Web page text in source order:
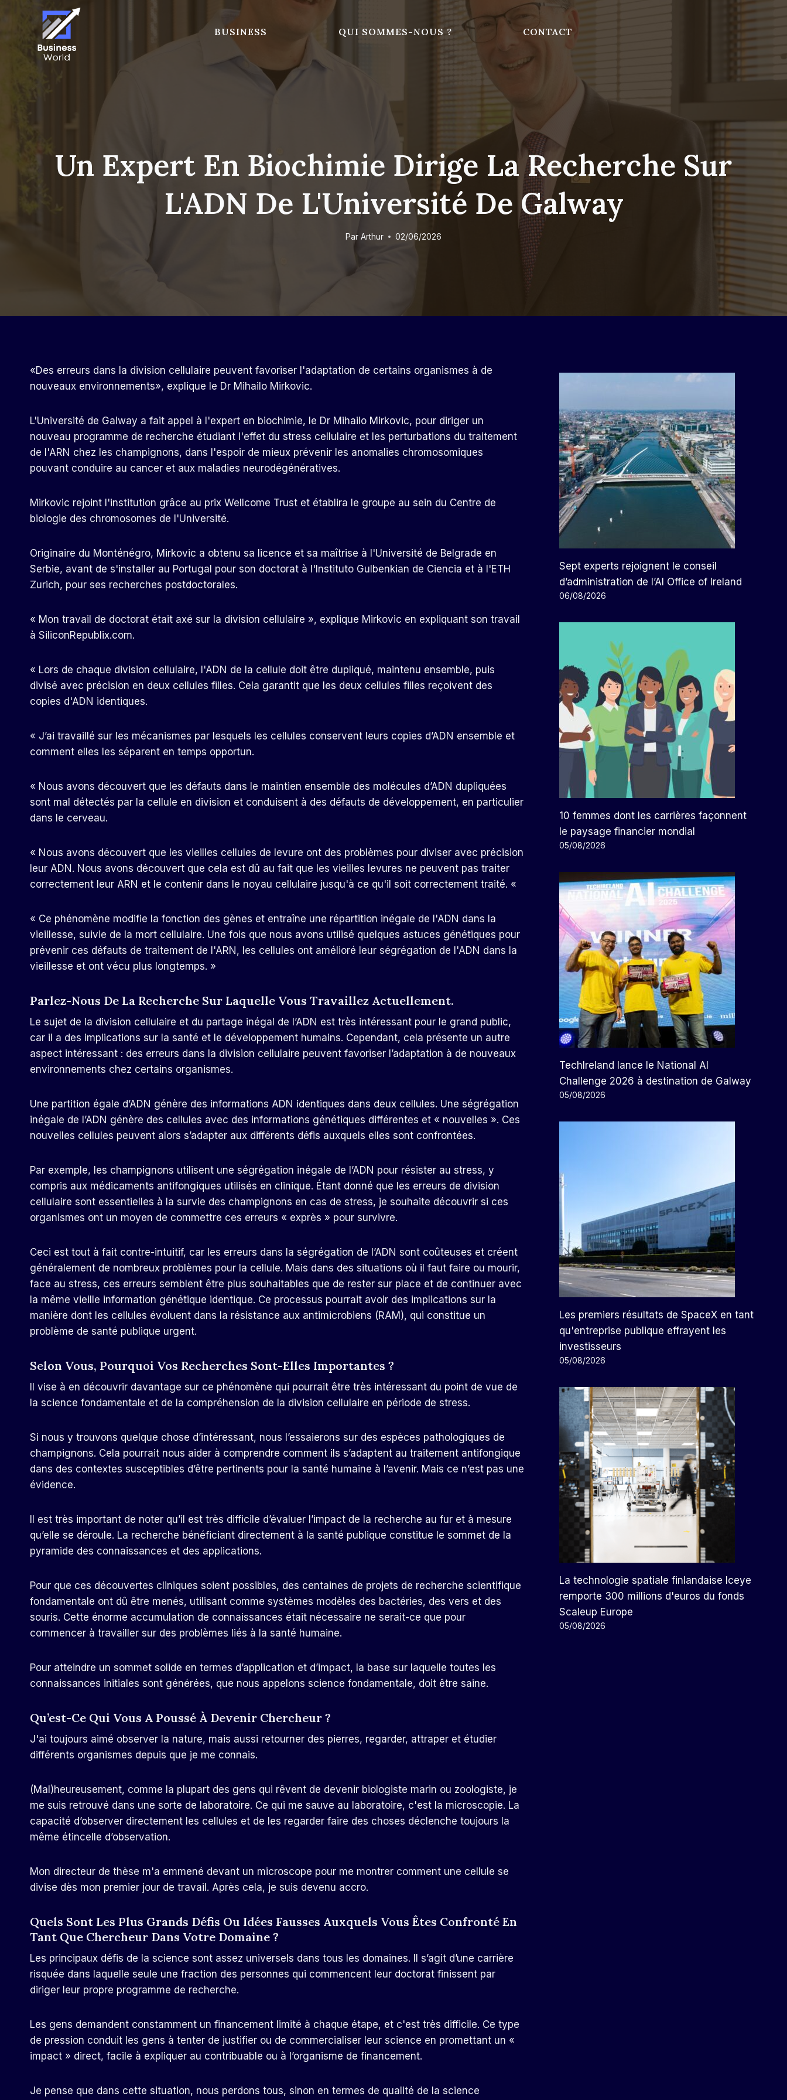
BUSINESS QUI SOMMES-NOUS ? CONTACT
Un Expert En Biochimie Dirige La Recherche Sur
L'ADN De L'Université De Galway
Par Arthur 02/06/2026
«Des erreurs dans la division cellulaire peuvent favoriser l'adaptation de certains organismes à de
nouveaux environnements», explique le Dr Mihailo Mirkovic.
L'Université de Galway a fait appel à l'expert en biochimie, le Dr Mihailo Mirkovic, pour diriger un
nouveau programme de recherche étudiant l'effet du stress cellulaire et les perturbations du traitement
de l'ARN chez les champignons, dans l'espoir de mieux prévenir les anomalies chromosomiques
pouvant conduire au cancer et aux maladies neurodégénératives.
Mirkovic rejoint l'institution grâce au prix Wellcome Trust et établira le groupe au sein du Centre de
biologie des chromosomes de l'Université.
Originaire du Monténégro, Mirkovic a obtenu sa licence et sa maîtrise à l'Université de Belgrade en
Serbie, avant de s'installer au Portugal pour son doctorat à l'Instituto Gulbenkian de Ciencia et à l'ETH
Zurich, pour ses recherches postdoctorales.
« Mon travail de doctorat était axé sur la division cellulaire », explique Mirkovic en expliquant son travail
à SiliconRepublix.com.
« Lors de chaque division cellulaire, l'ADN de la cellule doit être dupliqué, maintenu ensemble, puis
divisé avec précision en deux cellules filles. Cela garantit que les deux cellules filles reçoivent des
copies d'ADN identiques.
« J’ai travaillé sur les mécanismes par lesquels les cellules conservent leurs copies d’ADN ensemble et
comment elles les séparent en temps opportun.
« Nous avons découvert que les défauts dans le maintien ensemble des molécules d’ADN dupliquées
sont mal détectés par la cellule en division et conduisent à des défauts de développement, en particulier
dans le cerveau.
« Nous avons découvert que les vieilles cellules de levure ont des problèmes pour diviser avec précision
leur ADN. Nous avons découvert que cela est dû au fait que les vieilles levures ne peuvent pas traiter
correctement leur ARN et le contenir dans le noyau cellulaire jusqu'à ce qu'il soit correctement traité. «
« Ce phénomène modifie la fonction des gènes et entraîne une répartition inégale de l'ADN dans la
vieillesse, suivie de la mort cellulaire. Une fois que nous avons utilisé quelques astuces génétiques pour
prévenir ces défauts de traitement de l'ARN, les cellules ont amélioré leur ségrégation de l'ADN dans la
vieillesse et ont vécu plus longtemps. »
Parlez-Nous De La Recherche Sur Laquelle Vous Travaillez Actuellement.
Le sujet de la division cellulaire et du partage inégal de l’ADN est très intéressant pour le grand public,
car il a des implications sur la santé et le développement humains. Cependant, cela présente un autre
aspect intéressant : des erreurs dans la division cellulaire peuvent favoriser l’adaptation à de nouveaux
environnements chez certains organismes.
Une partition égale d’ADN génère des informations ADN identiques dans deux cellules. Une ségrégation
inégale de l’ADN génère des cellules avec des informations génétiques différentes et « nouvelles ». Ces
nouvelles cellules peuvent alors s’adapter aux différents défis auxquels elles sont confrontées.
Par exemple, les champignons utilisent une ségrégation inégale de l’ADN pour résister au stress, y
compris aux médicaments antifongiques utilisés en clinique. Étant donné que les erreurs de division
cellulaire sont essentielles à la survie des champignons en cas de stress, je souhaite découvrir si ces
organismes ont un moyen de commettre ces erreurs « exprès » pour survivre.
Ceci est tout à fait contre-intuitif, car les erreurs dans la ségrégation de l’ADN sont coûteuses et créent
généralement de nombreux problèmes pour la cellule. Mais dans des situations où il faut faire ou mourir,
face au stress, ces erreurs semblent être plus souhaitables que de rester sur place et de continuer avec
la même vieille information génétique identique. Ce processus pourrait avoir des implications sur la
manière dont les cellules évoluent dans la résistance aux antimicrobiens (RAM), qui constitue un
problème de santé publique urgent.
Selon Vous, Pourquoi Vos Recherches Sont-Elles Importantes ?
Il vise à en découvrir davantage sur ce phénomène qui pourrait être très intéressant du point de vue de
la science fondamentale et de la compréhension de la division cellulaire en période de stress.
Si nous y trouvons quelque chose d’intéressant, nous l’essaierons sur des espèces pathologiques de
champignons. Cela pourrait nous aider à comprendre comment ils s’adaptent au traitement antifongique
dans des contextes susceptibles d’être pertinents pour la santé humaine à l’avenir. Mais ce n’est pas une
évidence.
Il est très important de noter qu’il est très difficile d’évaluer l’impact de la recherche au fur et à mesure
qu’elle se déroule. La recherche bénéficiant directement à la santé publique constitue le sommet de la
pyramide des connaissances et des applications.
Pour que ces découvertes cliniques soient possibles, des centaines de projets de recherche scientifique
fondamentale ont dû être menés, utilisant comme systèmes modèles des bactéries, des vers et des
souris. Cette énorme accumulation de connaissances était nécessaire ne serait-ce que pour
commencer à travailler sur des problèmes liés à la santé humaine.
Pour atteindre un sommet solide en termes d’application et d’impact, la base sur laquelle toutes les
connaissances initiales sont générées, que nous appelons science fondamentale, doit être saine.
Qu’est-Ce Qui Vous A Poussé À Devenir Chercheur ?
J'ai toujours aimé observer la nature, mais aussi retourner des pierres, regarder, attraper et étudier
différents organismes depuis que je me connais.
(Mal)heureusement, comme la plupart des gens qui rêvent de devenir biologiste marin ou zoologiste, je
me suis retrouvé dans une sorte de laboratoire. Ce qui me sauve au laboratoire, c'est la microscopie. La
capacité d’observer directement les cellules et de les regarder faire des choses déclenche toujours la
même étincelle d’observation.
Mon directeur de thèse m'a emmené devant un microscope pour me montrer comment une cellule se
divise dès mon premier jour de travail. Après cela, je suis devenu accro.
Quels Sont Les Plus Grands Défis Ou Idées Fausses Auxquels Vous Êtes Confronté En
Tant Que Chercheur Dans Votre Domaine ?
Les principaux défis de la science sont assez universels dans tous les domaines. Il s’agit d’une carrière
risquée dans laquelle seule une fraction des personnes qui commencent leur doctorat finissent par
diriger leur propre programme de recherche.
Les gens demandent constamment un financement limité à chaque étape, et c'est très difficile. Ce type
de pression conduit les gens à tenter de justifier ou de commercialiser leur science en promettant un «
impact » direct, facile à expliquer au contribuable ou à l’organisme de financement.
Je pense que dans cette situation, nous perdons tous, sinon en termes de qualité de la science
Sept experts rejoignent le conseil
d’administration de l’AI Office of Ireland
06/08/2026
10 femmes dont les carrières façonnent
le paysage financier mondial
05/08/2026
TechIreland lance le National AI
Challenge 2026 à destination de Galway
05/08/2026
Les premiers résultats de SpaceX en tant
qu'entreprise publique effrayent les
investisseurs
05/08/2026
La technologie spatiale finlandaise Iceye
remporte 300 millions d'euros du fonds
Scaleup Europe
05/08/2026